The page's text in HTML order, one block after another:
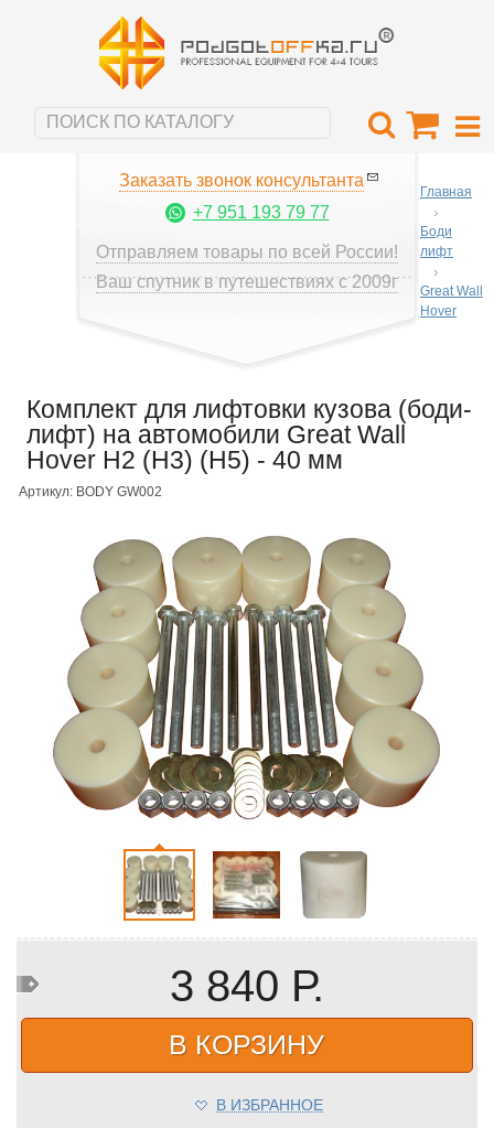
Заказать звонок консультанта
+7 951 193 79 77
Отправляем товары по всей России!
Ваш спутник в путешествиях с 2009г
Главная
Боди
лифт
Great Wall
Hover
Комплект для лифтовки кузова (боди-
лифт) на автомобили Great Wall
Hover H2 (H3) (H5) - 40 мм
Артикул: BODY GW002
3 840 Р.
В КОРЗИНУ
В ИЗБРАННОЕ